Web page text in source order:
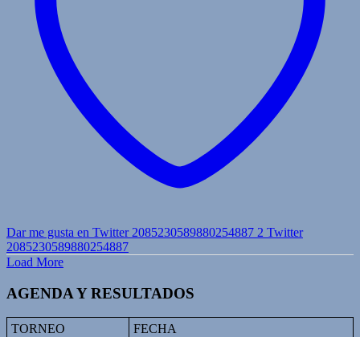
Dar me gusta en Twitter 2085230589880254887 2 Twitter
2085230589880254887
Load More
AGENDA Y RESULTADOS
TORNEO
FECHA